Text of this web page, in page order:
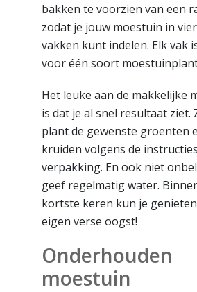
bakken te voorzien van een
zodat je jouw moestuin in
vakken kunt indelen. Elk vak
voor één soort
Het leuke aan de makkelijke
is dat je al snel resultaat ziet.
plant de gewenste groenten
kruiden volgens de
verpakking. En ook niet
geef regelmatig water.
kortste keren kun je
eigen verse oogst!
Onderhouden
moestuin